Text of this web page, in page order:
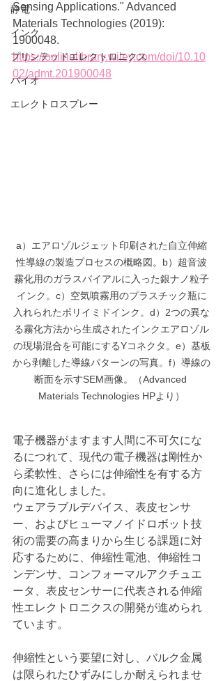
静電
インク
プリンテッドエレクトロニクス
バイオ
エレクトロスプレー
Sensing Applications." Advanced
Materials Technologies (2019):
1900048.
https://onlinelibrary.wiley.com/doi/10.10
02/admt.201900048
a）エアロゾルジェット印刷された自立伸縮
性導線の製造プロセスの概略図。b）超音波
霧化用のガラスバイアルに入った銀ナノ粒子
インク。c）空気噴霧用のプラスチック瓶に
入れられたポリイミドインク。d）2つの異な
る霧化方法から生成されたインクエアロゾル
の現場混合を可能にするYコネクタ。e）基板
から剥離した導線パターンの写真。f）導線の
断面を示すSEM画像。（Advanced
Materials Technologies HPより）
電子機器がますます人間に不可欠にな
るにつれて、現代の電子機器は剛性か
ら柔軟性、さらには伸縮性を有する方
向に進化しました。
ウェアラブルデバイス、表皮センサ
ー、およびヒューマノイドロボット技
術の需要の高まりから生じる課題に対
応するために、伸縮性電池、伸縮性コ
ンデンサ、コンフォーマルアクチュエ
ータ、表皮センサーに代表される伸縮
性エレクトロニクスの開発が進められ
ています。
伸縮性という要望に対し、バルク金属
は限られたひずみにしか耐えられませ